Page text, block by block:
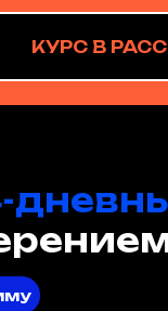
КУРС В